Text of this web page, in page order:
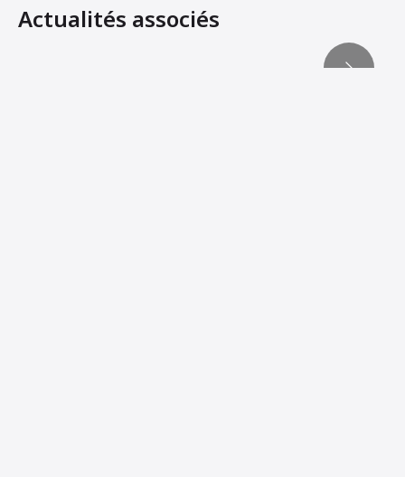
Actualités associés